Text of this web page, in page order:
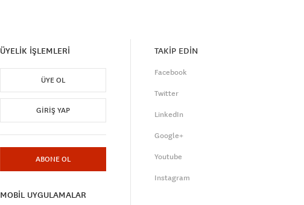
ÜYELİK İŞLEMLERİ
ÜYE OL
GIRIŞ YAP
ABONE OL
MOBİL UYGULAMALAR
TAKİP EDİN
Facebook
Twitter
LinkedIn
Google+
Youtube
Instagram